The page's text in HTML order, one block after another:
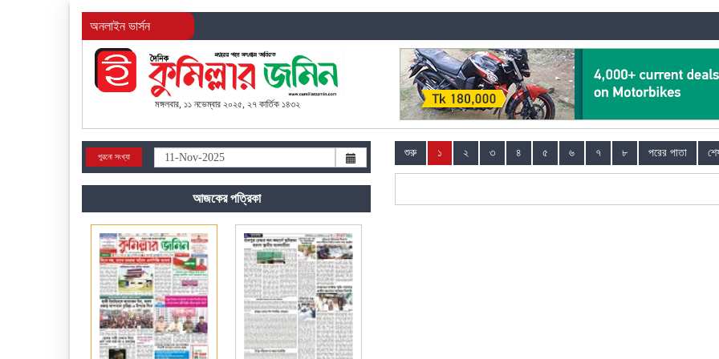
অনলাইন ভার্সন
মঙ্গলবার, ১১ নভেম্বার ২০২৫, ২৭ কার্তিক ১৪৩২
পুরনো সংখ্যা
আজকের পত্রিকা
শুরু ১ ২ ৩ ৪ ৫ ৬ ৭ ৮ পরের পাতা